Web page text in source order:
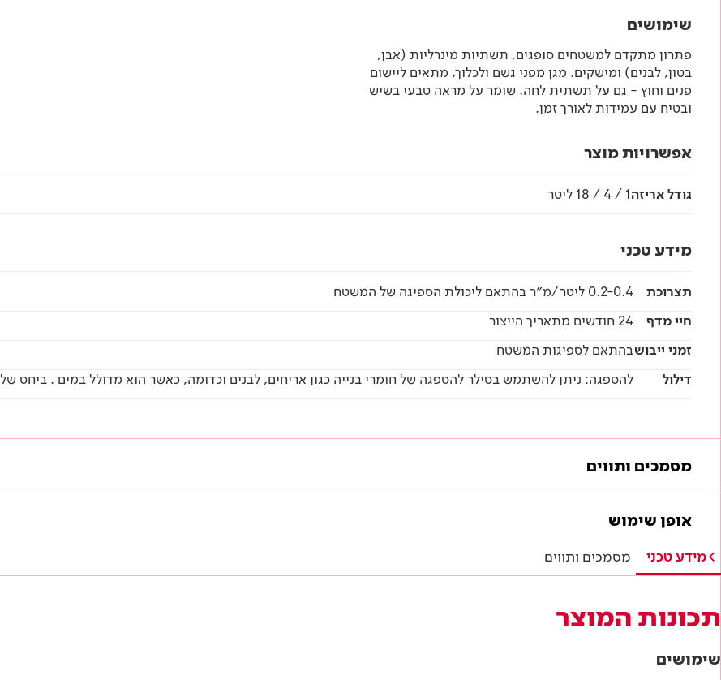
שימושים
פתרון מתקדם למשטחים סופגים, תשתיות מינרליות (אבן,
בטון, לבנים) ומישקים. מגן מפני גשם ולכלוך, מתאים ליישום
פנים וחוץ - גם על תשתית לחה. שומר על מראה טבעי בשיש
ובטיח עם עמידות לאורך זמן.
אפשרויות מוצר
גודל אריזה1 / 4 / 18 ליטר
מידע טכני
תצרוכת
0.2-0.4 ליטר/מ״ר בהתאם ליכולת הספיגה של המשטח
חיי מדף
24 חודשים מתאריך הייצור
זמני ייבושבהתאם לספיגות המשטח
דילול
להספגה: ניתן להשתמש בסילר להספגה של חומרי בנייה כגון אריחים, לבנים וכדומה, כאשר הוא מדולל במים . ביחס של 1:1 עד 1:4
מסמכים ותווים
מסמכים להורדה
מפרטים טכניים
דף טכני
אופן שימוש
מידע טכני מסמכים ותווים
תכונות המוצר
שימושים